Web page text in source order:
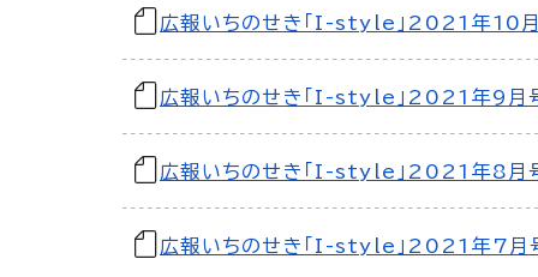
広報いちのせき「I-style」2021年10
広報いちのせき「I-style」2021年9月
広報いちのせき「I-style」2021年8月
広報いちのせき「I-style」2021年7月